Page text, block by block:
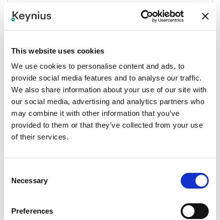
This website uses cookies
We use cookies to personalise content and ads, to
provide social media features and to analyse our traffic.
We also share information about your use of our site with
our social media, advertising and analytics partners who
may combine it with other information that you’ve
provided to them or that they’ve collected from your use
of their services.
Selection
Necessary
Preferences
Nieuws
Ik weet niet zeker welke